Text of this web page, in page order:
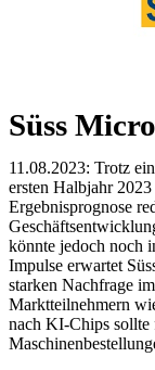
Süss
11.08.2023: Trotz
ersten Halbjahr
Ergebnisprognose
könnte jedoch noch
Impulse erwartet
starken Nachfrage
Marktteilnehmern
nach KI-Chips sollte